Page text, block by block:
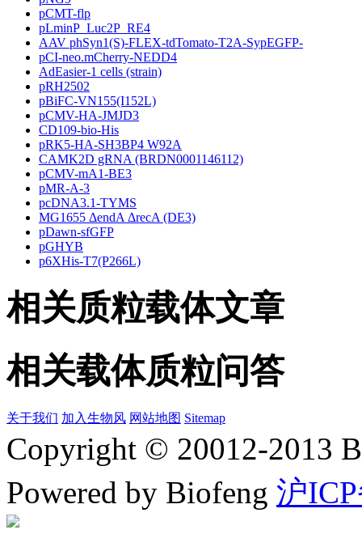
pCMT-flp
pLminP_Luc2P_RE4
AAV phSyn1(S)-FLEX-tdTomato-T2A-SypEGFP-
pCI-neo.mCherry-NEDD4
AdEasier-1 cells (strain)
pRH2502
pBiFC-VN155(I152L)
pCMV-HA-JMJD3
CD109-bio-His
pRK5-HA-SH3BP4 W92A
CAMK2D gRNA (BRDN0001146112)
pCMV-mA1-BE3
pMR-A-3
pcDNA3.1-TYMS
MG1655 ΔendA ΔrecA (DE3)
pDawn-sfGFP
pGHYB
p6XHis-T7(P266L)
相关质粒载体文章
相关载体质粒问答
关于我们 加入生物风 网站地图 Sitemap
Copyright © 20012-2013
Powered by Biofeng 沪